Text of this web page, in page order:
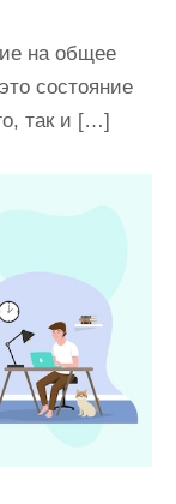
на общее
состояние
так и […]